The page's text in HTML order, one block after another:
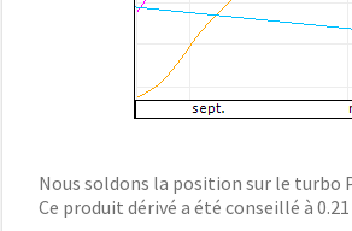
Nous soldons la position sur le turbo
Ce produit dérivé a été conseillé à